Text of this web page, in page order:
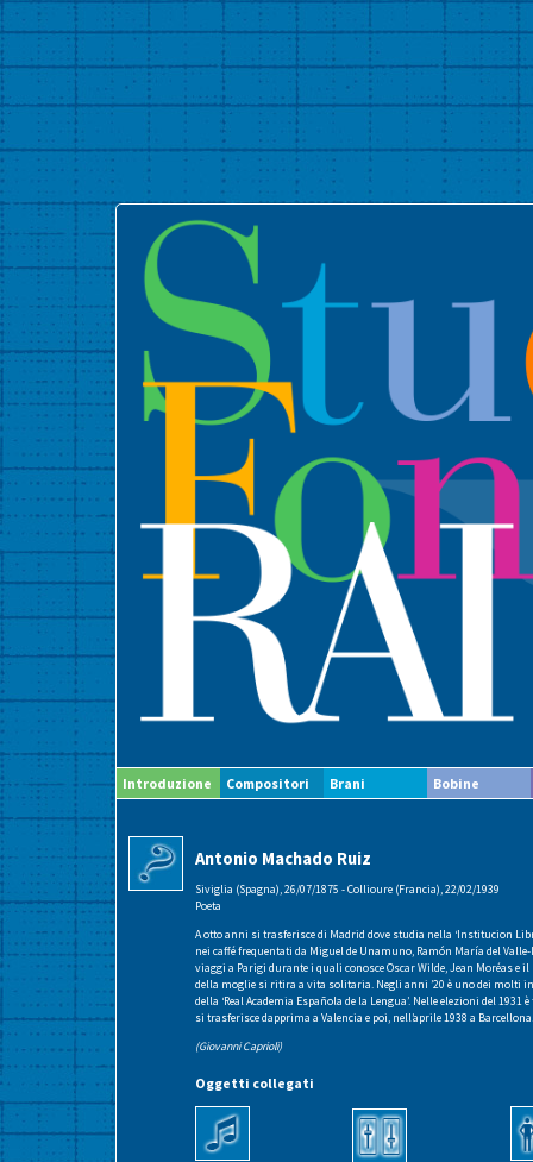
Introduzione Compositori Brani Bobine
Antonio Machado Ruiz
Siviglia (Spagna), 26/07/1875 - Collioure (Francia), 22/02/1939
Poeta
A otto anni si trasferisce di Madrid dove studia nella ‘Institucion
nei caffé frequentati da Miguel de Unamuno, Ramón María del
viaggi a Parigi durante i quali conosce Oscar Wilde, Jean Moréas e
della moglie si ritira a vita solitaria. Negli anni ’20 è uno dei molti
della ‘Real Academia Española de la Lengua’. Nelle elezioni del
si trasferisce dapprima a Valencia e poi, nell’aprile 1938 a
(Giovanni Caprioli)
Oggetti collegati